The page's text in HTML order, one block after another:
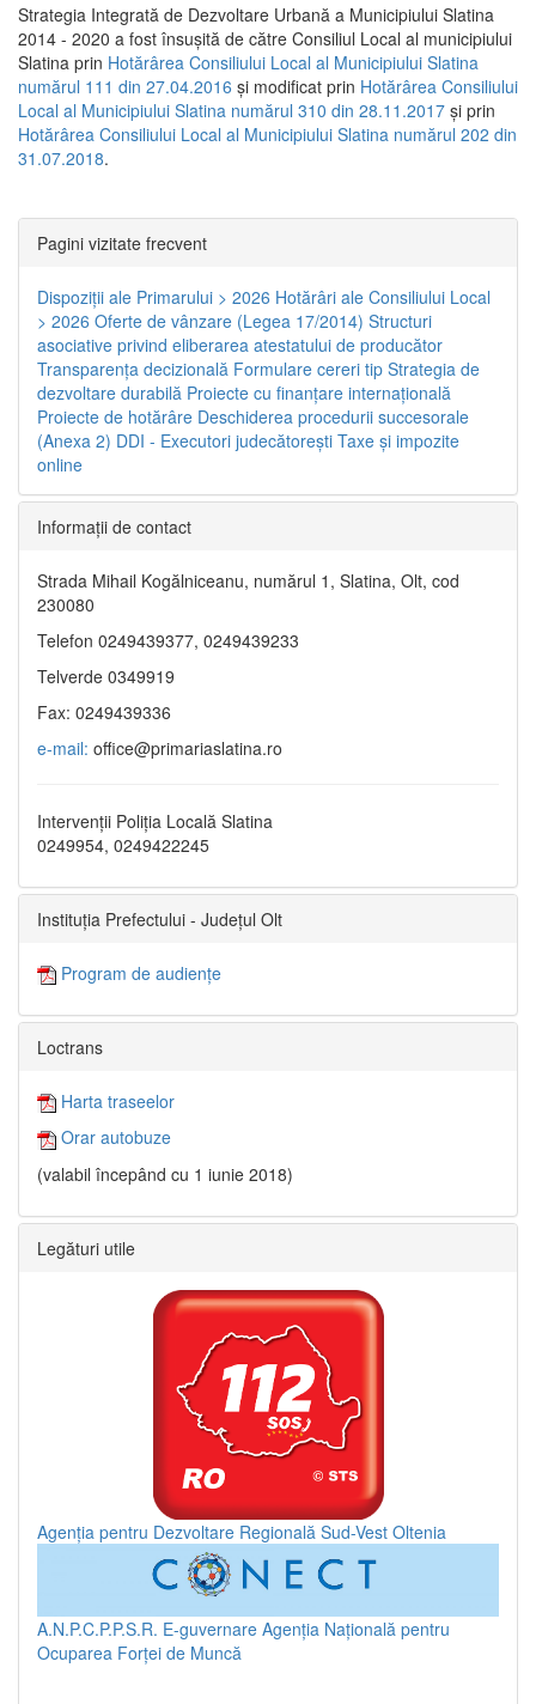
Strategia Integrată de Dezvoltare Urbană a Municipiului Slatina
2014 - 2020 a fost însuşită de către Consiliul Local al municipiului
Slatina prin Hotărârea Consiliului Local al Municipiului Slatina
numărul 111 din 27.04.2016 și modificat prin Hotărârea Consiliului
Local al Municipiului Slatina numărul 310 din 28.11.2017 și prin
Hotărârea Consiliului Local al Municipiului Slatina numărul 202 din
31.07.2018.
Pagini vizitate frecvent
Dispoziţii ale Primarului > 2026 Hotărâri ale Consiliului Local
> 2026 Oferte de vânzare (Legea 17/2014) Structuri
asociative privind eliberarea atestatului de producător
Transparenţa decizională Formulare cereri tip Strategia de
dezvoltare durabilă Proiecte cu finanţare internaţională
Proiecte de hotărâre Deschiderea procedurii succesorale
(Anexa 2) DDI - Executori judecătorești Taxe şi impozite
online
Informaţii de contact
Strada Mihail Kogălniceanu, numărul 1, Slatina, Olt, cod
230080
Telefon 0249439377, 0249439233
Telverde 0349919
Fax: 0249439336
e-mail: office@primariaslatina.ro
Intervenții Poliția Locală Slatina
0249954, 0249422245
Instituția Prefectului - Județul Olt
Program de audiențe
Loctrans
Harta traseelor
Orar autobuze
(valabil începând cu 1 iunie 2018)
Legături utile
Agenția pentru Dezvoltare Regională Sud-Vest Oltenia
A.N.P.C.P.P.S.R. E-guvernare Agenția Națională pentru
Ocuparea Forței de Muncă